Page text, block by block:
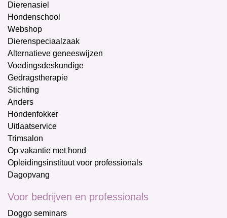
Dierenasiel
Hondenschool
Webshop
Dierenspeciaalzaak
Alternatieve geneeswijzen
Voedingsdeskundige
Gedragstherapie
Stichting
Anders
Hondenfokker
Uitlaatservice
Trimsalon
Op vakantie met hond
Opleidingsinstituut voor professionals
Dagopvang
Voor bedrijven en professionals
Doggo seminars